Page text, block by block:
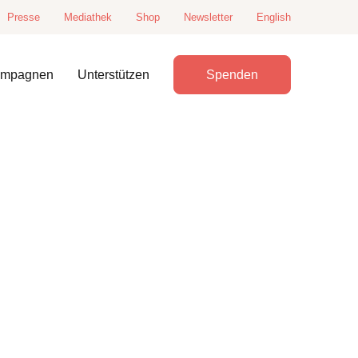
Presse Mediathek Shop Newsletter English
Unterstützen Spenden